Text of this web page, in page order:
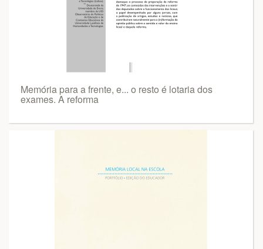
Memória para a frente, e... o resto é lotaria dos
exames. A reforma